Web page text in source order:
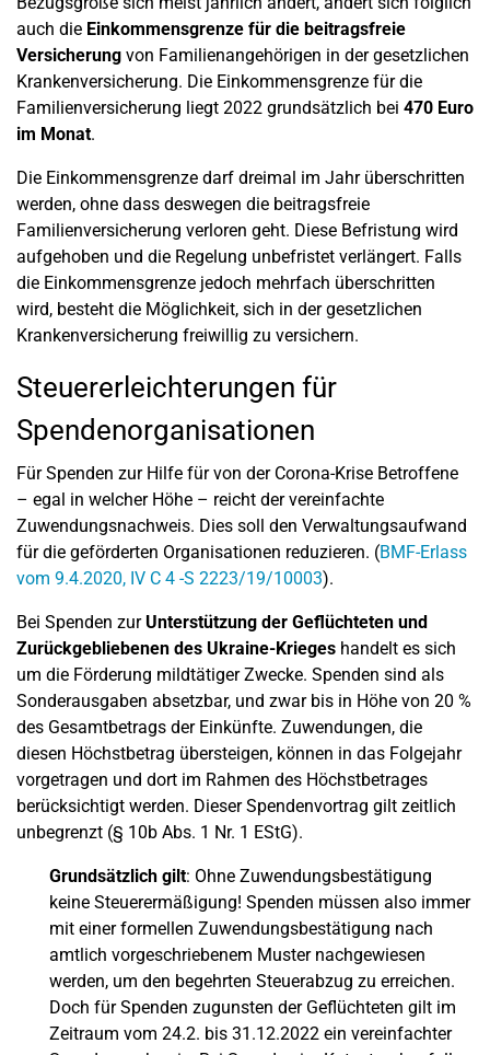
auch die Einkommensgrenze für die beitragsfreie
Versicherung von Familienangehörigen in der gesetzlichen
Krankenversicherung. Die Einkommensgrenze für die
Familienversicherung liegt 2022 grundsätzlich bei 470 Euro
im Monat.
Die Einkommensgrenze darf dreimal im Jahr überschritten
werden, ohne dass deswegen die beitragsfreie
Familienversicherung verloren geht. Diese Befristung wird
aufgehoben und die Regelung unbefristet verlängert. Falls
die Einkommensgrenze jedoch mehrfach überschritten
wird, besteht die Möglichkeit, sich in der gesetzlichen
Krankenversicherung freiwillig zu versichern.
Steuererleichterungen für
Spendenorganisationen
Für Spenden zur Hilfe für von der Corona-Krise Betroffene
– egal in welcher Höhe – reicht der vereinfachte
Zuwendungsnachweis. Dies soll den Verwaltungsaufwand
für die geförderten Organisationen reduzieren. (BMF-Erlass
vom 9.4.2020, IV C 4 -S 2223/19/10003).
Bei Spenden zur Unterstützung der Geflüchteten und
Zurückgebliebenen des Ukraine-Krieges handelt es sich
um die Förderung mildtätiger Zwecke. Spenden sind als
Sonderausgaben absetzbar, und zwar bis in Höhe von 20 %
des Gesamtbetrags der Einkünfte. Zuwendungen, die
diesen Höchstbetrag übersteigen, können in das Folgejahr
vorgetragen und dort im Rahmen des Höchstbetrages
berücksichtigt werden. Dieser Spendenvortrag gilt zeitlich
unbegrenzt (§ 10b Abs. 1 Nr. 1 EStG).
Grundsätzlich gilt: Ohne Zuwendungsbestätigung
keine Steuerermäßigung! Spenden müssen also immer
mit einer formellen Zuwendungsbestätigung nach
amtlich vorgeschriebenem Muster nachgewiesen
werden, um den begehrten Steuerabzug zu erreichen.
Doch für Spenden zugunsten der Geflüchteten gilt im
Zeitraum vom 24.2. bis 31.12.2022 ein vereinfachter